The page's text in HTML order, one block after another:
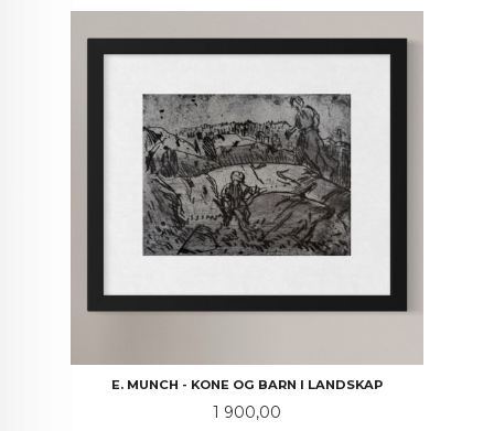
E. MUNCH - KONE OG BARN I LANDSKAP
Pris
1 900,00